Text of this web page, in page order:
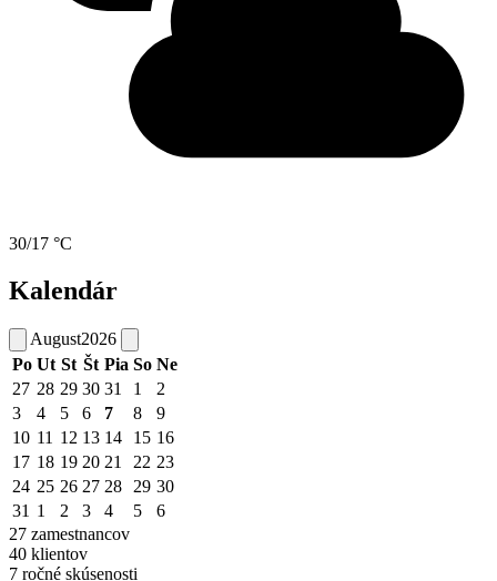
30/17 °C
Kalendár
August2026
Po Ut St Št Pia So Ne
27 28 29 30 31 1
2
3
4 5 6 7 8
9
10 11 12 13 14 15 16
17 18 19 20 21 22 23
24 25 26 27 28 29 30
31 1 2 3 4 5
6
27 zamestnancov
40 klientov
7 ročné skúsenosti